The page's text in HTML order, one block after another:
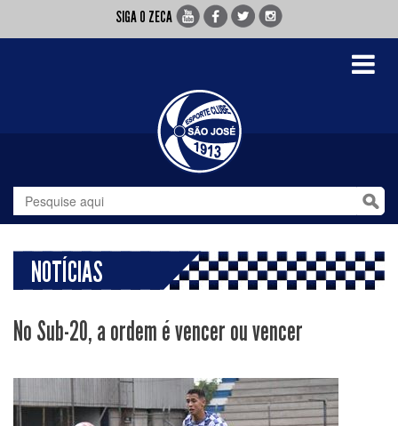
SIGA O ZECA
Toggle
NOTÍCIAS
No Sub-20, a ordem é vencer ou vencer